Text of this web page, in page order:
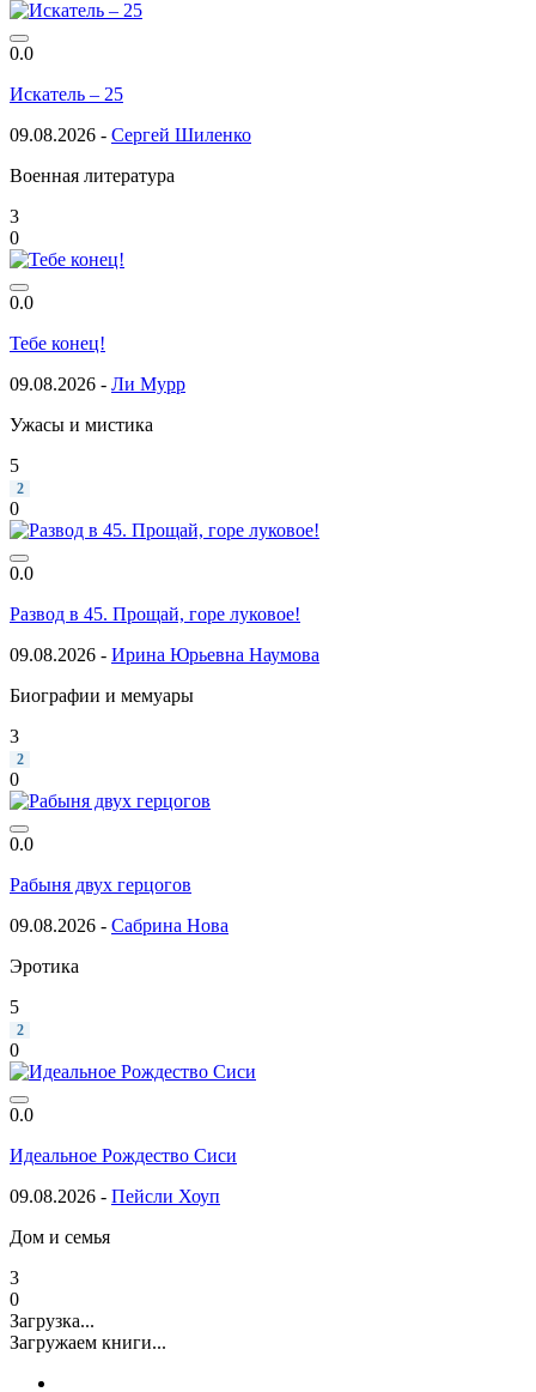
0.0
Искатель – 25
09.08.2026 - Сергей Шиленко
Военная литература
3
0
0.0
Тебе конец!
09.08.2026 - Ли Мурр
Ужасы и мистика
5
2
0
0.0
Развод в 45. Прощай, горе луковое!
09.08.2026 - Ирина Юрьевна Наумова
Биографии и мемуары
3
2
0
0.0
Рабыня двух герцогов
09.08.2026 - Сабрина Нова
Эротика
5
2
0
0.0
Идеальное Рождество Сиси
09.08.2026 - Пейсли Хоуп
Дом и семья
3
0
Загрузка...
Загружаем книги...